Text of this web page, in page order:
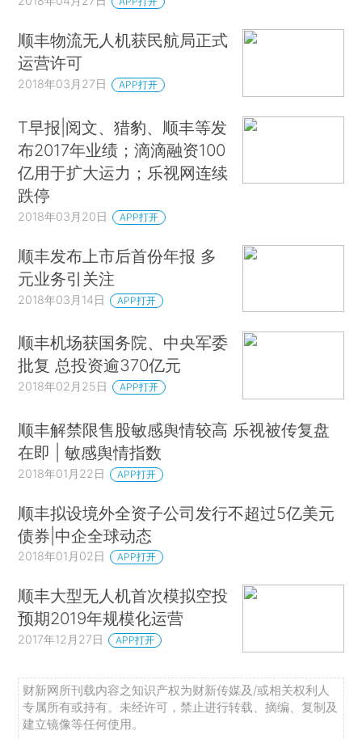
顺丰物流无人机获民航局正式
运营许可
2018年03月27日 APP打开
T早报|阅文、猎豹、顺丰等发
布2017年业绩；滴滴融资100
亿用于扩大运力；乐视网连续
跌停
2018年03月20日 APP打开
顺丰发布上市后首份年报 多
元业务引关注
2018年03月14日 APP打开
顺丰机场获国务院、中央军委
批复 总投资逾370亿元
2018年02月25日 APP打开
顺丰解禁限售股敏感舆情较高 乐视被传复盘
在即 | 敏感舆情指数
2018年01月22日 APP打开
顺丰拟设境外全资子公司发行不超过5亿美元
债券|中企全球动态
2018年01月02日 APP打开
顺丰大型无人机首次模拟空投
预期2019年规模化运营
2017年12月27日 APP打开
财新网所刊载内容之知识产权为财新传媒及/或相关权利人
专属所有或持有。未经许可，禁止进行转载、摘编、复制及
建立镜像等任何使用。